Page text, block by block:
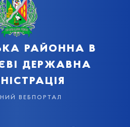
районна в
державна
вебпортал